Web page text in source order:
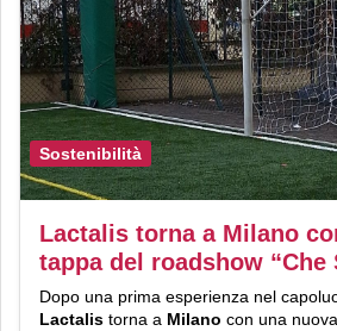
Sostenibilità
Lactalis torna a Milano
tappa del roadshow “Che
Dopo una prima esperienza nel
Lactalis torna a Milano con una